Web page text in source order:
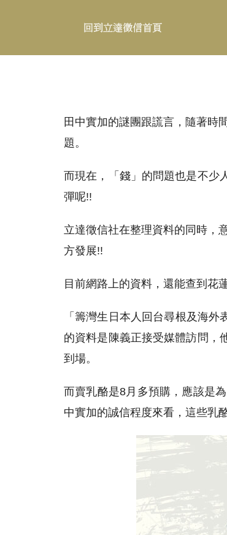
田中實加的謎團跟謊言，隨著時
題。
而現在，「錢」的問題也是不少
彈呢!!
立達徵信社在整理資料的同時，
方發展!!
目前網路上的資料，還能查到花
「籌灣生日本人回台尋根及海
的資料是陳義正接受媒體訪問，
到場。
而賣乳酪是8月多預購，應該是
中實加的誠信程度來看，這些乳